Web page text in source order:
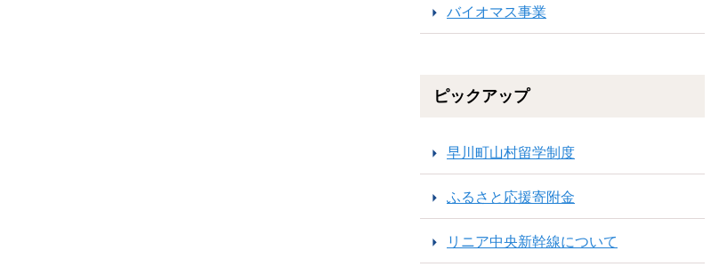
バイオマス事業
ピックアップ
早川町山村留学制度
ふるさと応援寄附金
リニア中央新幹線について